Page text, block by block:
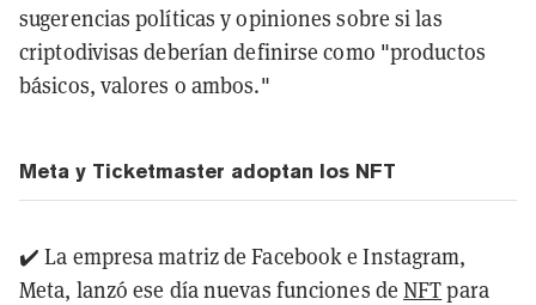
sugerencias políticas y opiniones sobre si las
criptodivisas deberían definirse como "productos
básicos, valores o ambos."
Meta y Ticketmaster adoptan los NFT
✔️ La empresa matriz de Facebook e Instagram,
Meta, lanzó ese día nuevas funciones deNFTpara